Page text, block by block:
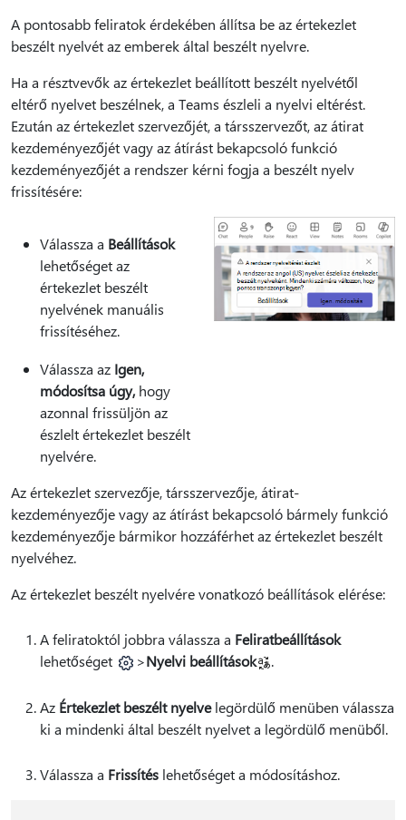
A pontosabb feliratok érdekében állítsa be az értekezlet
beszélt nyelvét az emberek által beszélt nyelvre.
Ha a résztvevők az értekezlet beállított beszélt nyelvétől
eltérő nyelvet beszélnek, a Teams észleli a nyelvi eltérést.
Ezután az értekezlet szervezőjét, a társszervezőt, az átirat
kezdeményezőjét vagy az átírást bekapcsoló funkció
kezdeményezőjét a rendszer kérni fogja a beszélt nyelv
frissítésére:
Válassza a Beállítások
lehetőséget az
értekezlet beszélt
nyelvének manuális
frissítéséhez.
Válassza az Igen,
módosítsa úgy, hogy
azonnal frissüljön az
észlelt értekezlet beszélt
nyelvére.
Az értekezlet szervezője, társszervezője, átirat-
kezdeményezője vagy az átírást bekapcsoló bármely funkció
kezdeményezője bármikor hozzáférhet az értekezlet beszélt
nyelvéhez.
Az értekezlet beszélt nyelvére vonatkozó beállítások elérése:
A feliratoktól jobbra válassza a Feliratbeállítások
lehetőséget
>Nyelvi beállítások .
Az Értekezlet beszélt nyelvelegördülő menüben válassza
ki a mindenki által beszélt nyelvet a legördülő menüből.
Válassza a Frissítés lehetőséget a módosításhoz.